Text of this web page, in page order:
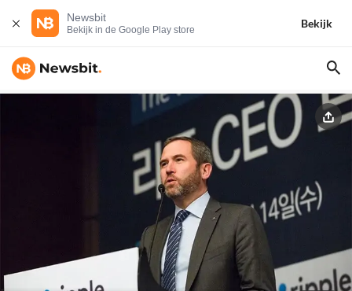
Newsbit
Bekijk in de Google Play store
Bekijk